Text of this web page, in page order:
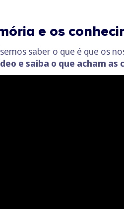
e os
saber o que é que os
e saiba o que acham